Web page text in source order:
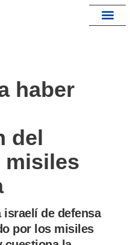
haber
del
misiles
israelí de defensa
por los misiles